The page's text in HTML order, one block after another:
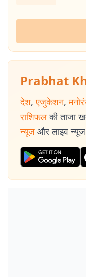
Prabhat
देश, एजुकेशन,
राशिफल की ताजा
न्यूज और लाइव